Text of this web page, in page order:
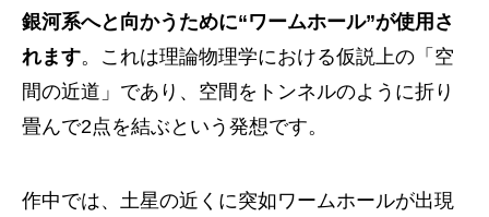
銀河系へと向かうために“ワームホール”が使用さ
れます。これは理論物理学における仮説上の「空
間の近道」であり、空間をトンネルのように折り
畳んで2点を結ぶという発想です。
作中では、土星の近くに突如ワームホールが出現